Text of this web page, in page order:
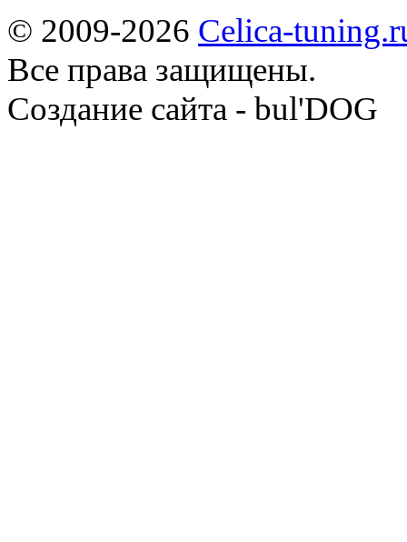
© 2009-2026 Celica-
Все права защищены.
Cоздание сайта - bul'DOG